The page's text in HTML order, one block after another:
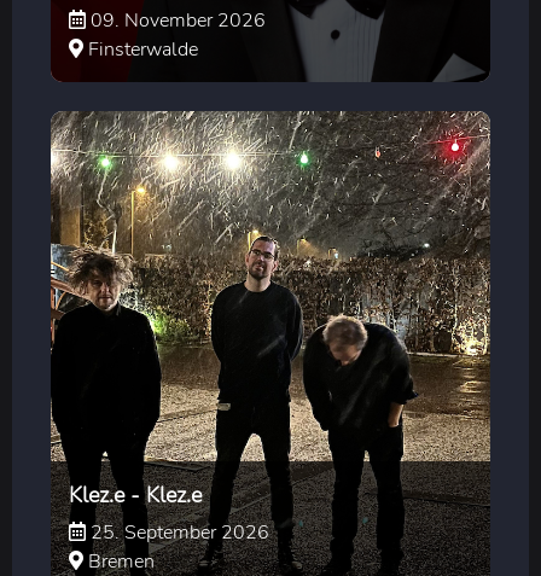
09. November 2026
Finsterwalde
Klez.e - Klez.e
25. September 2026
Bremen